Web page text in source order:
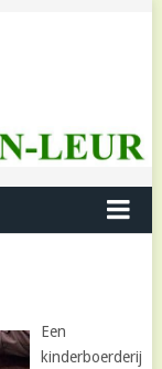
Een
kinderboerderij